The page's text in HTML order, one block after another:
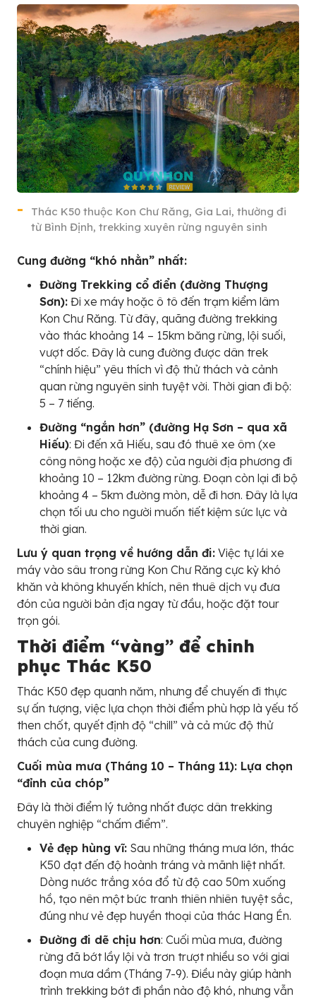
Thác K50 thuộc Kon Chư Răng, Gia Lai, thường đi
từ Bình Định, trekking xuyên rừng nguyên sinh
Cung đường “khó nhằn” nhất:
Đường Trekking cổ điển (đường Thượng
Sơn): Đi xe máy hoặc ô tô đến trạm kiểm lâm
Kon Chư Răng. Từ đây, quãng đường trekking
vào thác khoảng 14 – 15km băng rừng, lội suối,
vượt dốc. Đây là cung đường được dân trek
“chính hiệu” yêu thích vì độ thử thách và cảnh
quan rừng nguyên sinh tuyệt vời. Thời gian đi bộ:
5 – 7 tiếng.
Đường “ngắn hơn” (đường Hạ Sơn – qua xã
Hiếu): Đi đến xã Hiếu, sau đó thuê xe ôm (xe
công nông hoặc xe độ) của người địa phương đi
khoảng 10 – 12km đường rừng. Đoạn còn lại đi bộ
khoảng 4 – 5km đường mòn, dễ đi hơn. Đây là lựa
chọn tối ưu cho người muốn tiết kiệm sức lực và
thời gian.
Lưu ý quan trọng về hướng dẫn đi: Việc tự lái xe
máy vào sâu trong rừng Kon Chư Răng cực kỳ khó
khăn và không khuyến khích, nên thuê dịch vụ đưa
đón của người bản địa ngay từ đầu, hoặc đặt tour
trọn gói.
Thời điểm “vàng” để chinh
phục Thác K50
Thác K50 đẹp quanh năm, nhưng để chuyến đi thực
sự ấn tượng, việc lựa chọn thời điểm phù hợp là yếu tố
then chốt, quyết định độ “chill” và cả mức độ thử
thách của cung đường.
Cuối mùa mưa (Tháng 10 – Tháng 11): Lựa chọn
“đỉnh của chóp”
Đây là thời điểm lý tưởng nhất được dân trekking
chuyên nghiệp “chấm điểm”.
Vẻ đẹp hùng vĩ: Sau những tháng mưa lớn, thác
K50 đạt đến độ hoành tráng và mãnh liệt nhất.
Dòng nước trắng xóa đổ từ độ cao 50m xuống
hồ, tạo nên một bức tranh thiên nhiên tuyệt sắc,
đúng như vẻ đẹp huyền thoại của thác Hang Én.
Đường đi dẽ chịu hơn: Cuối mùa mưa, đường
rừng đã bớt lầy lội và trơn trượt nhiều so với giai
đoạn mưa dầm (Tháng 7-9). Điều này giúp hành
trình trekking bớt đi phần nào độ khó, nhưng vẫn